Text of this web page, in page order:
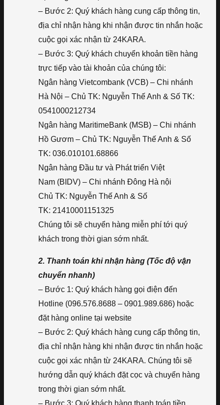
– Bước 2: Quý khách hàng cung cấp thông tin,
địa chỉ nhận hàng khi nhận được tin nhắn hoặc
cuộc gọi xác nhận từ 24KARA.
– Bước 3: Quý khách chuyển khoản tiền hàng
trực tiếp vào tài khoản của chúng tôi:
Ngân hàng Vietcombank (VCB) – Chi nhánh
Hà Nội – Chủ TK: Nguyễn Thế Anh & Số TK:
0541000212734
Ngân hàng MaritimeBank (MSB) – Chi nhánh
Hồ Gươm – Chủ TK: Nguyễn Thế Anh & Số
TK: 036.010101.68866
Ngân hàng Đầu tư và Phát triển Việt
Nam (BIDV) – Chi nhánh Đông Hà nội
Chủ TK: Nguyễn Thế Anh & Số
TK: 21410001151325
Chúng tôi sẽ chuyển hàng miễn phí tới quý
khách trong thời gian sớm nhất.
2. Thanh toán khi nhận hàng (Tốc độ vận
chuyển nhanh)
– Bước 1: Quý khách hàng gọi điện đến
Hotline (096.576.8688 – 0901.989.686) hoặc
đặt hàng online tại website
– Bước 2: Quý khách hàng cung cấp thông tin,
địa chỉ nhận hàng khi nhận được tin nhắn hoặc
cuộc gọi xác nhận từ 24KARA. Chúng tôi sẽ
hướng dẫn quý khách đặt cọc và chuyển hàng
trong thời gian sớm nhất.
– Bước 3: Quý khách hàng thanh toán tiền